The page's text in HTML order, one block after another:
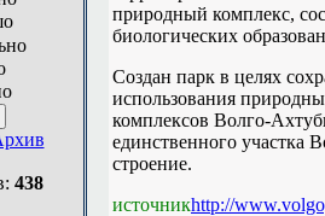
438
природный комплекс,
биологических
Создан парк в целях
использования
комплексов Волго-
единственного участка
строение.
источникhttp://